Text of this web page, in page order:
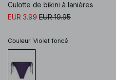
Culotte de bikini à lanières
EUR 3.99 EUR 19.95
Couleur: Violet foncé